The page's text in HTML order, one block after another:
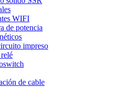
WIFI
de potencia
impreso
de cable